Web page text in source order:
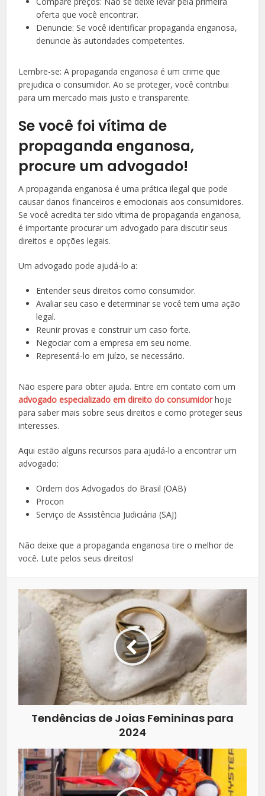
oferta que você encontrar.
Denuncie: Se você identificar propaganda enganosa,
denuncie às autoridades competentes.
Lembre-se: A propaganda enganosa é um crime que
prejudica o consumidor. Ao se proteger, você contribui
para um mercado mais justo e transparente.
Se você foi vítima de
propaganda enganosa,
procure um advogado!
A propaganda enganosa é uma prática ilegal que pode
causar danos financeiros e emocionais aos consumidores.
Se você acredita ter sido vítima de propaganda enganosa,
é importante procurar um advogado para discutir seus
direitos e opções legais.
Um advogado pode ajudá-lo a:
Entender seus direitos como consumidor.
Avaliar seu caso e determinar se você tem uma ação
legal.
Reunir provas e construir um caso forte.
Negociar com a empresa em seu nome.
Representá-lo em juízo, se necessário.
Não espere para obter ajuda. Entre em contato com um
advogado especializado em direito do consumidorhoje
para saber mais sobre seus direitos e como proteger seus
interesses.
Aqui estão alguns recursos para ajudá-lo a encontrar um
advogado:
Ordem dos Advogados do Brasil (OAB)
Procon
Serviço de Assistência Judiciária (SAJ)
Não deixe que a propaganda enganosa tire o melhor de
você. Lute pelos seus direitos!
Tendências de Joias Femininas para
2024